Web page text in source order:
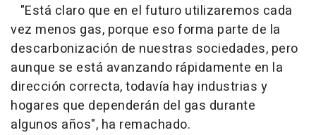
"Está claro que en el futuro utilizaremos cada
vez menos gas, porque eso forma parte de la
descarbonización de nuestras sociedades, pero
aunque se está avanzando rápidamente en la
dirección correcta, todavía hay industrias y
hogares que dependerán del gas durante
algunos años", ha remachado.